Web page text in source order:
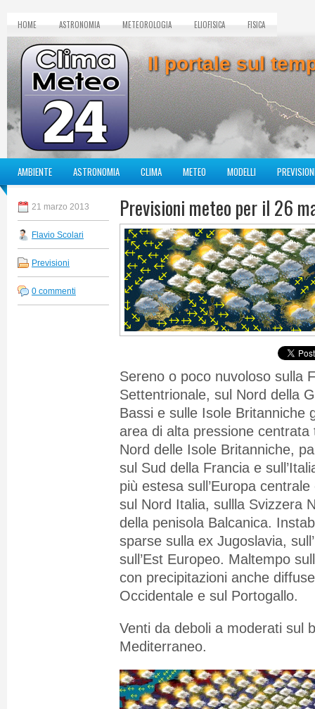
HOME ASTRONOMIA METEOROLOGIA ELIOFISICA FISICA
Il portale sul
AMBIENTE ASTRONOMIA CLIMA METEO MODELLI
21 marzo 2013
Flavio Scolari
Previsioni
0 commenti
Previsioni meteo per il 26
Sereno o poco nuvoloso sulla
Settentrionale, sul Nord della
Bassi e sulle Isole Britanniche
area di alta pressione
Nord delle Isole Britanniche,
sul Sud della Francia e
più estesa sull’Europa
sul Nord Italia, sullla Svizzera
della penisola Balcanica.
sparse sulla ex Jugoslavia,
sull’Est Europeo. Maltempo
con precipitazioni anche
Occidentale e sul Portogallo.
Venti da deboli a moderati sul
Mediterraneo.